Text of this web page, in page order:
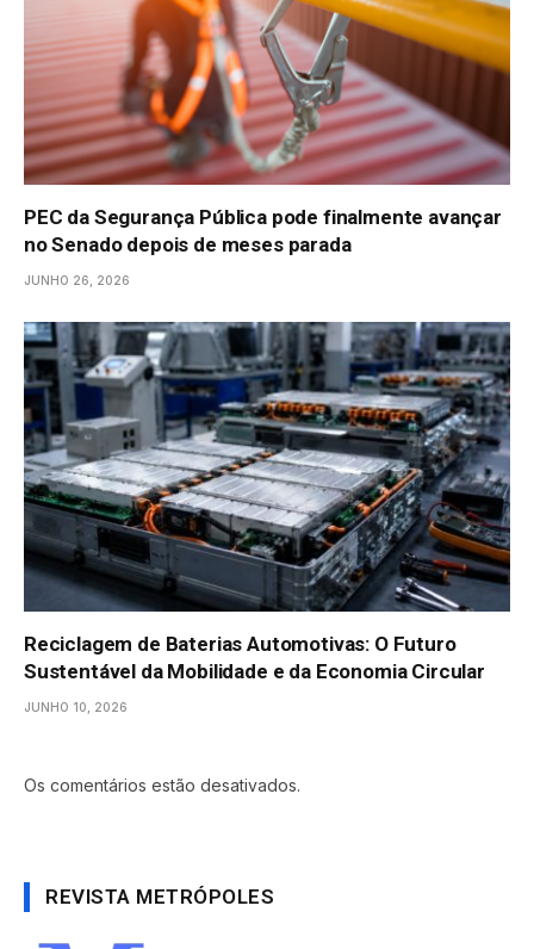
PEC da Segurança Pública pode finalmente avançar
no Senado depois de meses parada
JUNHO 26, 2026
Reciclagem de Baterias Automotivas: O Futuro
Sustentável da Mobilidade e da Economia Circular
JUNHO 10, 2026
Os comentários estão desativados.
REVISTA METRÓPOLES